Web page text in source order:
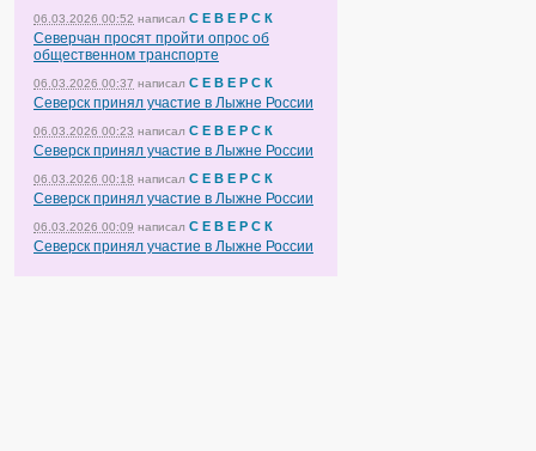
06.03.2026 00:52 написал С Е В Е Р С К
Северчан просят пройти опрос об
общественном транспорте
06.03.2026 00:37 написал С Е В Е Р С К
Северск принял участие в Лыжне России
06.03.2026 00:23 написал С Е В Е Р С К
Северск принял участие в Лыжне России
06.03.2026 00:18 написал С Е В Е Р С К
Северск принял участие в Лыжне России
06.03.2026 00:09 написал С Е В Е Р С К
Северск принял участие в Лыжне России